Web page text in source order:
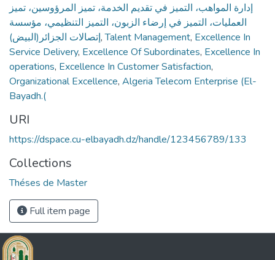
إدارة المواهب، التميز في تقديم الخدمة، تميز المرؤوسين، تميز
العمليات، التميز في إرضاء الزبون، التميز التنظيمي، مؤسسة
إتصالات الجزائر(البيض),Talent Management, Excellence In
Service Delivery, Excellence Of Subordinates, Excellence In
operations, Excellence In Customer Satisfaction,
Organizational Excellence, Algeria Telecom Enterprise (El-
Bayadh.(
URI
https://dspace.cu-elbayadh.dz/handle/123456789/133
Collections
Théses de Master
Full item page